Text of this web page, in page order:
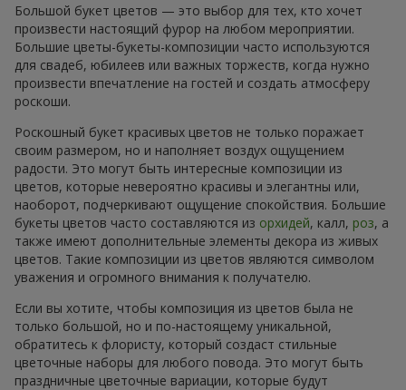
Большой букет цветов — это выбор для тех, кто хочет
произвести настоящий фурор на любом мероприятии.
Большие цветы-букеты-композиции часто используются
для свадеб, юбилеев или важных торжеств, когда нужно
произвести впечатление на гостей и создать атмосферу
роскоши.
Роскошный букет красивых цветов не только поражает
своим размером, но и наполняет воздух ощущением
радости. Это могут быть интересные композиции из
цветов, которые невероятно красивы и элегантны или,
наоборот, подчеркивают ощущение спокойствия. Большие
букеты цветов часто составляются из орхидей, калл, роз, а
также имеют дополнительные элементы декора из живых
цветов. Такие композиции из цветов являются символом
уважения и огромного внимания к получателю.
Если вы хотите, чтобы композиция из цветов была не
только большой, но и по-настоящему уникальной,
обратитесь к флористу, который создаст стильные
цветочные наборы для любого повода. Это могут быть
праздничные цветочные вариации, которые будут